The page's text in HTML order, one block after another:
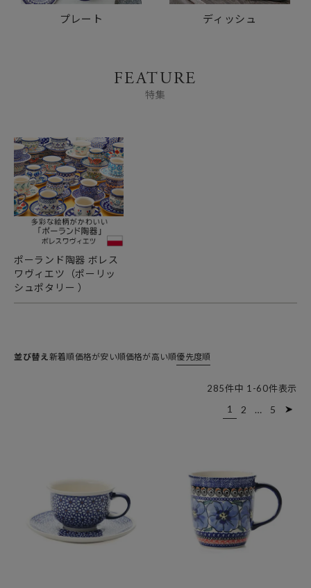
プレート ディッシュ
FEATURE
特集
ポーランド陶器 ボレス
ワヴィエツ（ポーリッ
シュポタリー ）
並び替え 新着順価格が安い順価格が高い順優先度順
285件中 1 -60件表示
1 2 … 5